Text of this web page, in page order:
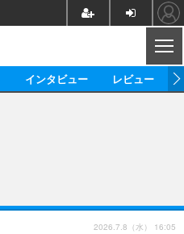
インタビュー レビュー
2026.7.8（水） 16:05